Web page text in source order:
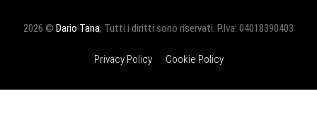
2026 © Dario Tana, Tutti i diritti sono riservati. P.Iva: 04018390403
Privacy Policy Cookie Policy